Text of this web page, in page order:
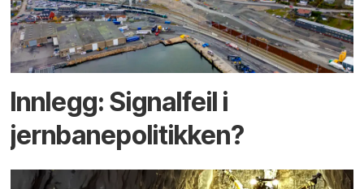
Innlegg: Signalfeil i
jernbanepolitikken?